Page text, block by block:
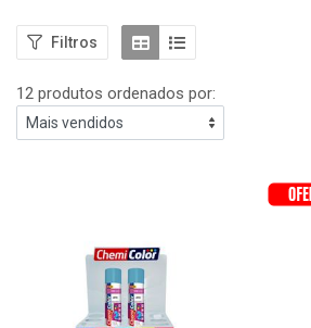
Filtros
12 produtos ordenados por: